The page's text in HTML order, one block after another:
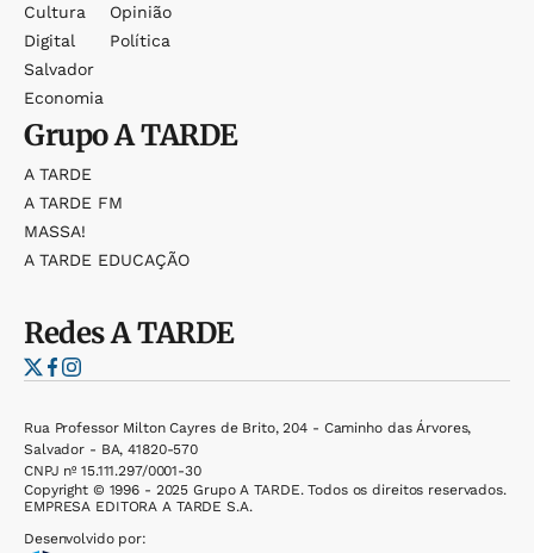
Cultura
Digital
Salvador
Economia
Opinião
Política
GrupoA TARDE
A TARDE
A TARDE FM
MASSA!
A TARDE EDUCAÇÃO
RedesA TARDE
Rua Professor Milton Cayres de Brito, 204 - Caminho das Árvores,
Salvador - BA, 41820-570
CNPJ nº 15.111.297/0001-30
Copyright © 1996 - 2025 Grupo A TARDE. Todos os direitos reservados.
EMPRESA EDITORA A TARDE S.A.
Desenvolvido por: